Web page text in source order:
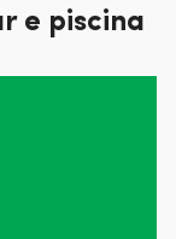
e piscina